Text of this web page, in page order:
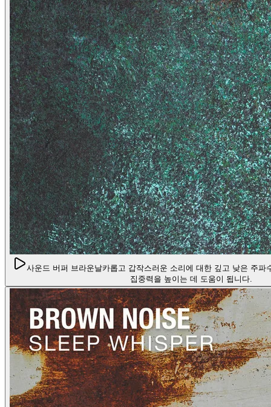
사운드 버퍼 브라운날카롭고 갑작스러운 소리에 대한 깊고 낮은 주파
집중력을 높이는 데 도움이 됩니다.